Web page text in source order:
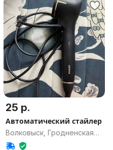
25 р.
Автоматический стайлер
Волковыск, Гродненская
обл.